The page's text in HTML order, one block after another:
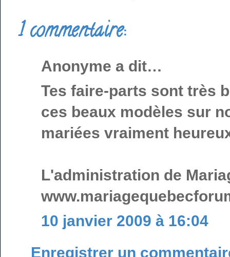
1 commentaire:
Anonyme a dit…
Tes faire-parts sont très
ces beaux modèles sur
mariées vraiment
L'administration de
10 janvier 2009 à 16:04
Enregistrer un